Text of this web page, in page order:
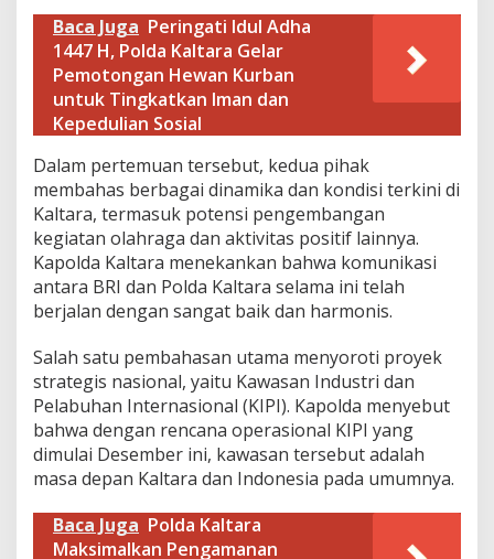
r
m
a
s
n
,
e
r
k
u
a
t
S
i
r
g
i
P
e
m
b
n
g
Baca Juga Peringati Idul Adha
1447 H, Polda Kaltara Gelar
Pemotongan Hewan Kurban
untuk Tingkatkan Iman dan
Kepedulian Sosial
​Dalam pertemuan tersebut, kedua pihak
membahas berbagai dinamika dan kondisi terkini di
Kaltara, termasuk potensi pengembangan
kegiatan olahraga dan aktivitas positif lainnya.
Kapolda Kaltara menekankan bahwa komunikasi
antara BRI dan Polda Kaltara selama ini telah
berjalan dengan sangat baik dan harmonis.
​Salah satu pembahasan utama menyoroti proyek
strategis nasional, yaitu Kawasan Industri dan
Pelabuhan Internasional (KIPI). Kapolda menyebut
bahwa dengan rencana operasional KIPI yang
dimulai Desember ini, kawasan tersebut adalah
masa depan Kaltara dan Indonesia pada umumnya.
Baca Juga Polda Kaltara
Maksimalkan Pengamanan